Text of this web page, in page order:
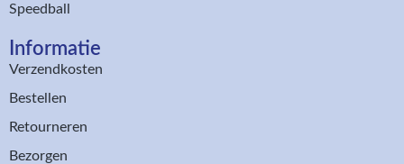
Speedball
Informatie
Verzendkosten
Bestellen
Retourneren
Bezorgen